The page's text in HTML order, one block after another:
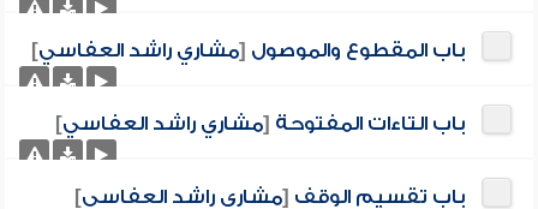
باب المقطوع والموصول [مشاري راشد العفاسي]
باب التاءات المفتوحة [مشاري راشد العفاسي]
باب تقسيم الوقف [مشاري راشد العفاسي]